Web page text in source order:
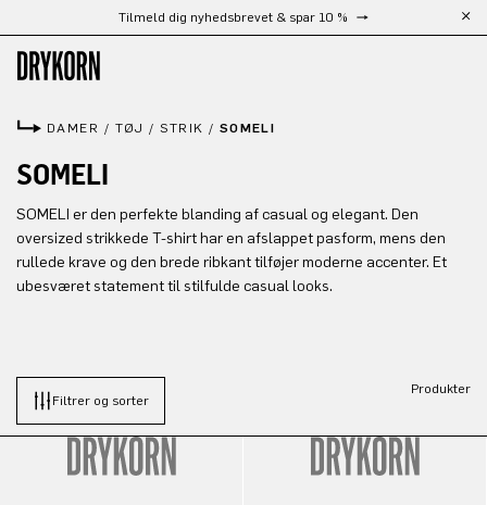
Gå til hovedindholdTilmeld dig nyhedsbrevet & spar 10 %
DAMER / TØJ /STRIK / SOMELI
SOMELI
SOMELI er den perfekte blanding af casual og elegant. Den
oversized strikkede T-shirt har en afslappet pasform, mens den
rullede krave og den brede ribkant tilføjer moderne accenter. Et
ubesværet statement til stilfulde casual looks.
Filtrer og sorter
Produkter